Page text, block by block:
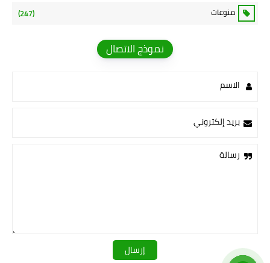
منوعات (247)
نموذج الاتصال
الاسم
بريد إلكتروني
رسالة